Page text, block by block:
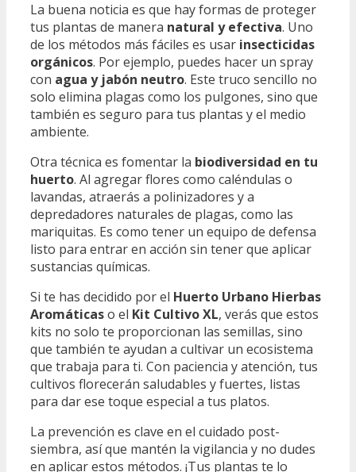
La buena noticia es que hay formas de proteger
tus plantas de manera natural y efectiva. Uno
de los métodos más fáciles es usar insecticidas
orgánicos. Por ejemplo, puedes hacer un spray
con agua y jabón neutro. Este truco sencillo no
solo elimina plagas como los pulgones, sino que
también es seguro para tus plantas y el medio
ambiente.
Otra técnica es fomentar la biodiversidad en tu
huerto. Al agregar flores como caléndulas o
lavandas, atraerás a polinizadores y a
depredadores naturales de plagas, como las
mariquitas. Es como tener un equipo de defensa
listo para entrar en acción sin tener que aplicar
sustancias químicas.
Si te has decidido por el Huerto Urbano Hierbas
Aromáticaso el Kit Cultivo XL, verás que estos
kits no solo te proporcionan las semillas, sino
que también te ayudan a cultivar un ecosistema
que trabaja para ti. Con paciencia y atención, tus
cultivos florecerán saludables y fuertes, listas
para dar ese toque especial a tus platos.
La prevención es clave en el cuidado post-
siembra, así que mantén la vigilancia y no dudes
en aplicar estos métodos. ¡Tus plantas te lo